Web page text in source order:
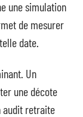
une simulation
de mesurer
date.
Un
une décote
audit retraite